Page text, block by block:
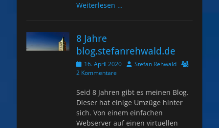
Weiterlesen …
8 Jahre
blog.stefanrehwald.de
Veröffentlicht
am
16. April 2020 AutorStefan Rehwald
2 Kommentare
Seid 8 Jahren gibt es meinen Blog.
Dieser hat einige Umzüge hinter
sich. Von einem einfachen
Webserver auf einen virtuellen